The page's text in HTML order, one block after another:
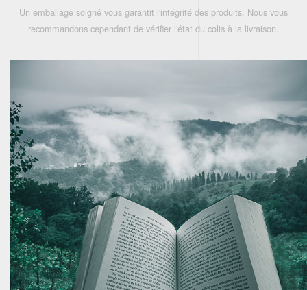
Un emballage soigné vous garantit l'intégrité des produits. Nous vous
recommandons cependant de vérifier l'état du colis à la livraison.